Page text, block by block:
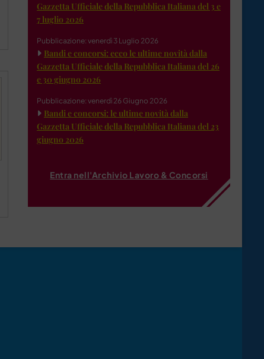
Gazzetta Ufficiale della Repubblica Italiana del 3 e
7 luglio 2026
Pubblicazione: venerdì 3 Luglio 2026
Bandi e concorsi: ecco le ultime novità dalla
Gazzetta Ufficiale della Repubblica Italiana del 26
e 30 giugno 2026
Pubblicazione: venerdì 26 Giugno 2026
Bandi e concorsi: le ultime novità dalla
Gazzetta Ufficiale della Repubblica Italiana del 23
giugno 2026
Entra nell'Archivio Lavoro & Concorsi